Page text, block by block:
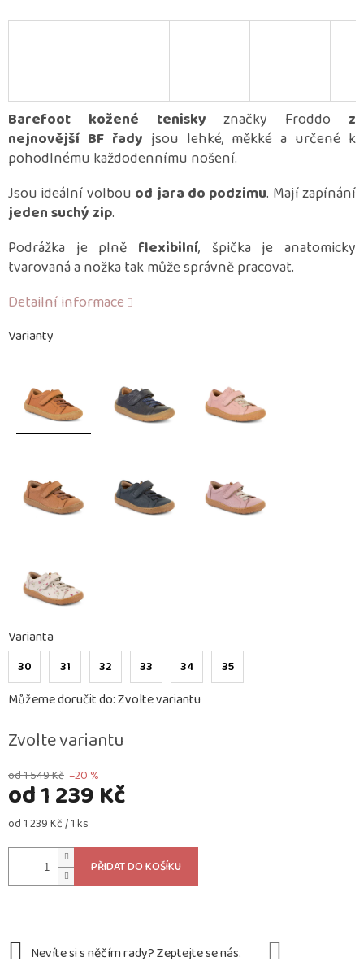
od 1 549 Kč –20 %
od1 239 Kč
Měrná
od 1 239 Kč / 1 ks
Zvolte variantu
Varianty
Varianta
30 31 32 33 34 35
Můžeme doručit do:Zvolte variantu
PŘIDAT DO KOŠÍKU
Barefoot kožené tenisky značky Froddo z
nejnovější BF řady jsou lehké, měkké a určené k
pohodlnému každodennímu nošení.
Jsou ideální volbou od jara do podzimu. Mají zapínání
jeden suchý zip.
Podrážka je plně flexibilní, špička je anatomicky
tvarovaná a nožka tak může správně pracovat.
Detailní informace